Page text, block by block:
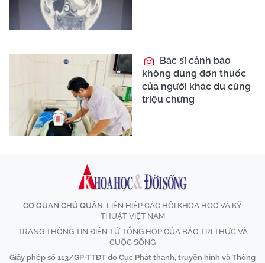
Bác sĩ cảnh báo
không dùng đơn thuốc
của người khác dù cùng
triệu chứng
CƠ QUAN CHỦ QUẢN: LIÊN HIỆP CÁC HỘI KHOA HỌC VÀ KỸ
THUẬT VIỆT NAM
TRANG THÔNG TIN ĐIỆN TỬ TỔNG HỢP CỦA BÁO TRI THỨC VÀ
CUỘC SỐNG
Giấy phép số 113/GP-TTĐT do Cục Phát thanh, truyền hình và Thông